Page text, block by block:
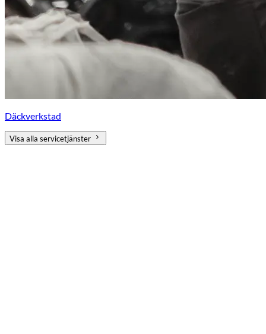
Däckverkstad
Visa alla servicetjänster